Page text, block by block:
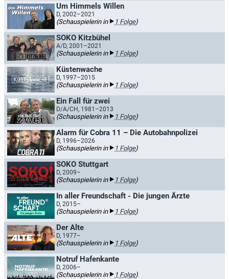
Um Himmels Willen
D, 2002–2021
(Schauspielerin in 1 Folge)
SOKO Kitzbühel
A/D, 2001–2021
(Schauspielerin in 1 Folge)
Küstenwache
D, 1997–2015
(Schauspielerin in 1 Folge)
Ein Fall für zwei
D/A/CH, 1981–2013
(Schauspielerin in 1 Folge)
Alarm für Cobra 11 – Die Autobahnpolizei
D, 1996–2026
(Schauspielerin in 1 Folge)
SOKO Stuttgart
D, 2009–
(Schauspielerin in 1 Folge)
In aller Freundschaft - Die jungen Ärzte
D, 2015–
(Schauspielerin in 1 Folge)
Der Alte
D, 1977–
(Schauspielerin in 1 Folge)
Notruf Hafenkante
D, 2006–
(Schauspielerin in 1 Folge)